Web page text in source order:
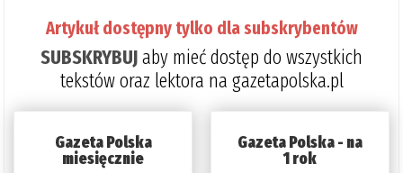
Artykuł dostępny tylko dla subskrybentów
SUBSKRYBUJaby mieć dostęp do wszystkich
tekstów oraz lektora na gazetapolska.pl
Gazeta Polska
miesięcznie
Gazeta Polska - na
1 rok